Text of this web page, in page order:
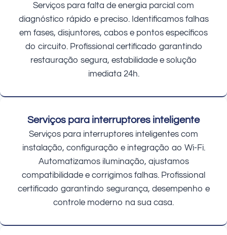
Serviços para falta de energia parcial com
diagnóstico rápido e preciso. Identificamos falhas
em fases, disjuntores, cabos e pontos específicos
do circuito. Profissional certificado garantindo
restauração segura, estabilidade e solução
imediata 24h.
Serviços para interruptores inteligente
Serviços para interruptores inteligentes com
instalação, configuração e integração ao Wi-Fi.
Automatizamos iluminação, ajustamos
compatibilidade e corrigimos falhas. Profissional
certificado garantindo segurança, desempenho e
controle moderno na sua casa.